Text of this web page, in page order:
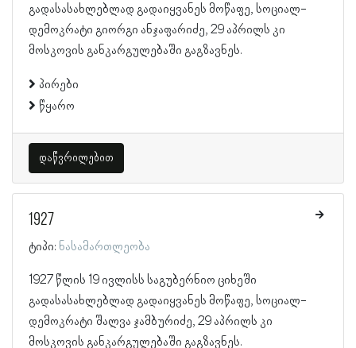
გადასასახლებლად გადაიყვანეს მოწაფე, სოციალ-
დემოკრატი გიორგი ანჯაფარიძე, 29 აპრილს კი
მოსკოვის განკარგულებაში გაგზავნეს.
პირები
წყარო
დაწვრილებით
1927
ტიპი: ნასამართლეობა
1927 წლის 19 ივლისს საგუბერნიო ციხეში
გადასასახლებლად გადაიყვანეს მოწაფე, სოციალ-
დემოკრატი შალვა ჯამბურიძე, 29 აპრილს კი
მოსკოვის განკარგულებაში გაგზავნეს.